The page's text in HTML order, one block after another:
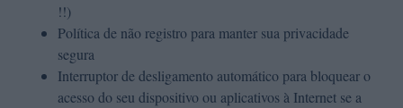
!!)
Política de não registro para manter sua privacidade
segura
Interruptor de desligamento automático para bloquear o
acesso do seu dispositivo ou aplicativos à Internet se a